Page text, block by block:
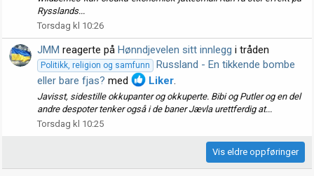
Rysslands...
Torsdag kl 10:26
JMM reagerte på Hønndjevelen sitt innlegg i tråden
Politikk, religion og samfunn
Russland - En tikkende bombe
eller bare fjas? med Liker.
Javisst, sidestille okkupanter og okkuperte. Bibi og Putler og en del
andre despoter tenker også i de baner Jævla urettferdig at...
Torsdag kl 10:25
Vis eldre oppføringer